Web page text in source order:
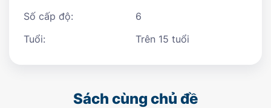
Số cấp độ:
6
Tuổi:
Trên 15 tuổi
Sách cùng chủ đề